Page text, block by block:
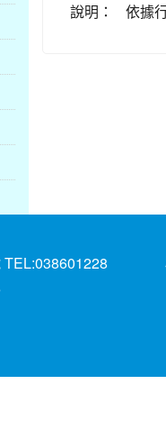
說明： 依據